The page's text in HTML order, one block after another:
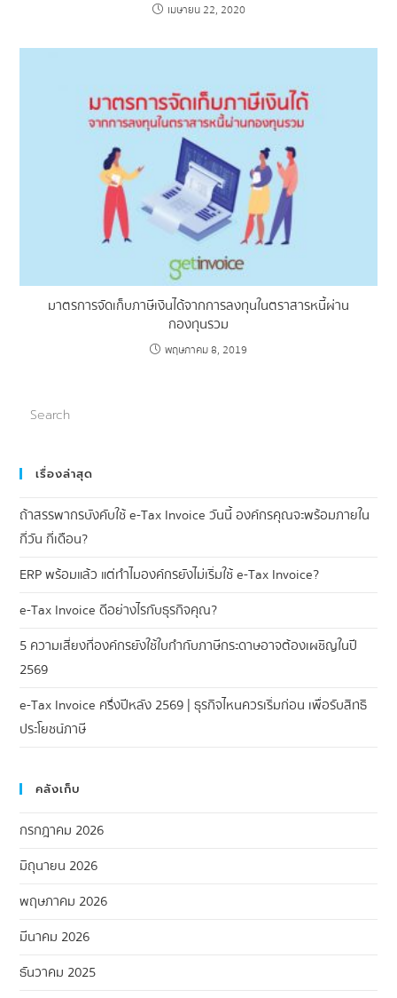
เมษายน 22, 2020
มาตรการจัดเก็บภาษีเงินได้จากการลงทุนในตราสารหนี้ผ่าน
กองทุนรวม
พฤษภาคม 8, 2019
เรื่องล่าสุด
ถ้าสรรพากรบังคับใช้ e-Tax Invoice วันนี้ องค์กรคุณจะพร้อมภายใน
กี่วัน กี่เดือน?
ERP พร้อมแล้ว แต่ทำไมองค์กรยังไม่เริ่มใช้ e-Tax Invoice?
e-Tax Invoice ดีอย่างไรกับธุรกิจคุณ?
5 ความเสี่ยงที่องค์กรยังใช้ใบกำกับภาษีกระดาษอาจต้องเผชิญในปี
2569
e-Tax Invoice ครึ่งปีหลัง 2569 | ธุรกิจไหนควรเริ่มก่อน เพื่อรับสิทธิ
ประโยชน์ภาษี
คลังเก็บ
กรกฎาคม 2026
มิถุนายน 2026
พฤษภาคม 2026
มีนาคม 2026
ธันวาคม 2025